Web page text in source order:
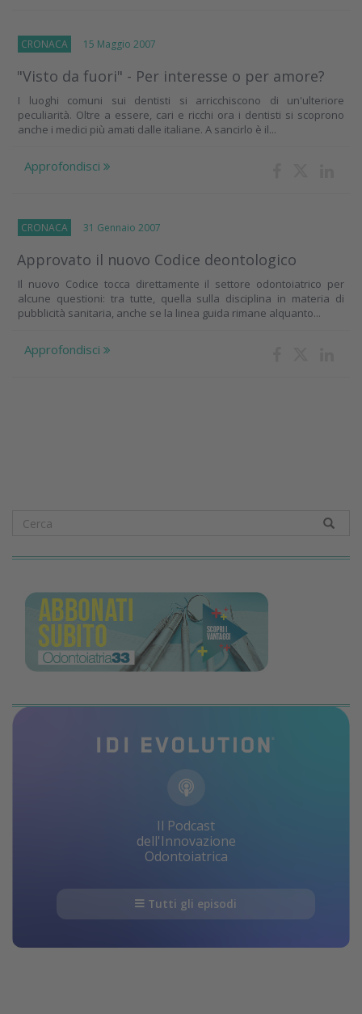
CRONACA 15 Maggio 2007
"Visto da fuori" - Per interesse o per amore?
I luoghi comuni sui dentisti si arricchiscono di un'ulteriore
peculiarità. Oltre a essere, cari e ricchi ora i dentisti si scoprono
anche i medici più amati dalle italiane. A sancirlo è il...
Approfondisci
CRONACA 31 Gennaio 2007
Approvato il nuovo Codice deontologico
Il nuovo Codice tocca direttamente il settore odontoiatrico per
alcune questioni: tra tutte, quella sulla disciplina in materia di
pubblicità sanitaria, anche se la linea guida rimane alquanto...
Approfondisci
Il Podcast
dell'Innovazione
Odontoiatrica
Tutti gli episodi